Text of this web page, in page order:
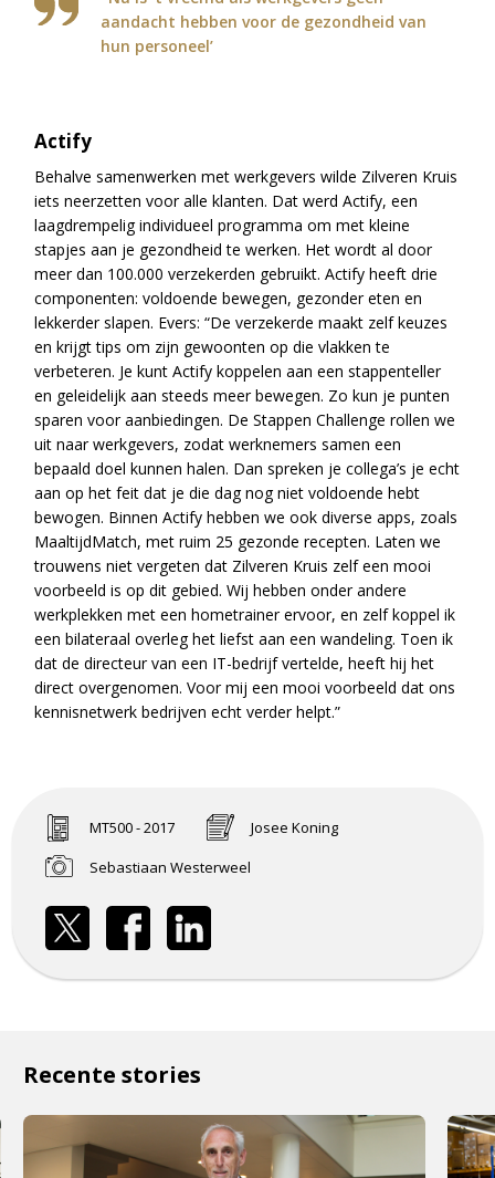
aandacht hebben voor de gezondheid van
hun personeel’
Actify
Behalve samenwerken met werkgevers wilde Zilveren Kruis
iets neerzetten voor alle klanten. Dat werd Actify, een
laagdrempelig individueel programma om met kleine
stapjes aan je gezondheid te werken. Het wordt al door
meer dan 100.000 verzekerden gebruikt. Actify heeft drie
componenten: voldoende bewegen, gezonder eten en
lekkerder slapen. Evers: “De verzekerde maakt zelf keuzes
en krijgt tips om zijn gewoonten op die vlakken te
verbeteren. Je kunt Actify koppelen aan een stappenteller
en geleidelijk aan steeds meer bewegen. Zo kun je punten
sparen voor aanbiedingen. De Stappen Challenge rollen we
uit naar werkgevers, zodat werknemers samen een
bepaald doel kunnen halen. Dan spreken je collega’s je echt
aan op het feit dat je die dag nog niet voldoende hebt
bewogen. Binnen Actify hebben we ook diverse apps, zoals
MaaltijdMatch, met ruim 25 gezonde recepten. Laten we
trouwens niet vergeten dat Zilveren Kruis zelf een mooi
voorbeeld is op dit gebied. Wij hebben onder andere
werkplekken met een hometrainer ervoor, en zelf koppel ik
een bilateraal overleg het liefst aan een wandeling. Toen ik
dat de directeur van een IT-bedrijf vertelde, heeft hij het
direct overgenomen. Voor mij een mooi voorbeeld dat ons
kennisnetwerk bedrijven echt verder helpt.”
MT500 - 2017
Josee Koning
Sebastiaan Westerweel
Recente stories